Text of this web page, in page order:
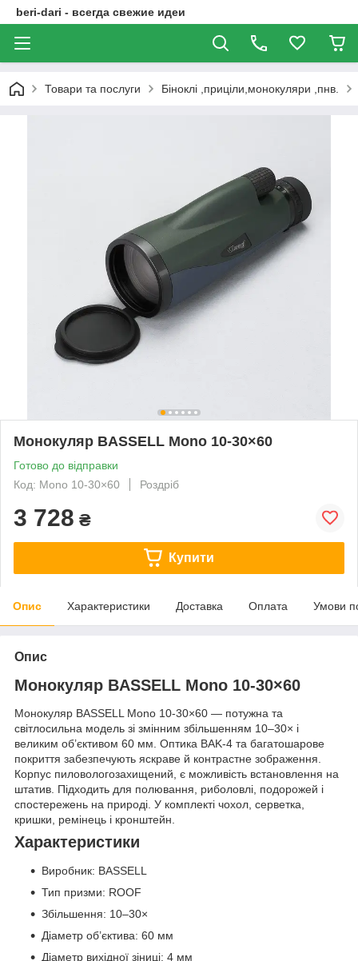
beri-dari - всегда свежие идеи
Товари та послуги Біноклі ,приціли,монокуляри ,пнв.
Монокуляр BASSELL Mono 10-30×60
Готово до відправки
Код: Mono 10-30×60
Роздріб
3 728 ₴
Купити
Опис Характеристики Доставка Оплата Умови
Опис
Монокуляр BASSELL Mono 10-30×60
Монокуляр BASSELL Mono 10-30×60 — потужна та
світлосильна модель зі змінним збільшенням 10–30× і
великим об’єктивом 60 мм. Оптика BAK-4 та багатошарове
покриття забезпечують яскраве й контрастне зображення.
Корпус пиловологозахищений, є можливість встановлення на
штатив. Підходить для полювання, риболовлі, подорожей і
спостережень на природі. У комплекті чохол, серветка,
кришки, ремінець і кронштейн.
Характеристики
Виробник: BASSELL
Тип призми: ROOF
Збільшення: 10–30×
Діаметр об’єктива: 60 мм
Діаметр вихідної зіниці: 4 мм